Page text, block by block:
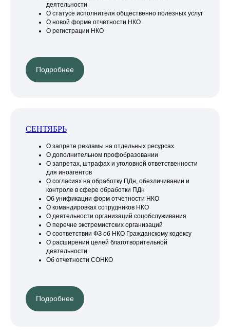
деятельности
О статусе исполнителя общественно полезных услуг
О новой форме отчетности НКО
О регистрации НКО
Подробнее
СЕНТЯБРЬ
О запрете рекламы на отдельных ресурсах
О дополнительном профобразовании
О запретах, штрафах и уголовной ответственности
для иноагентов
О согласиях на обработку ПДн, обезличивании и
контроле в сфере обработки ПДн
Об унификации форм отчетности НКО
О командировках сотрудников НКО
О деятельности организаций соцобслуживания
О перечне экстремистских организаций
О соответствии ФЗ об НКО Гражданскому кодексу
О расширении целей благотворительной
деятельности
Об отчетности СОНКО
Подробнее